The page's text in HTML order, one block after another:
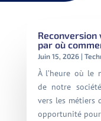
par où
Juin 15, 2026|
À l’heure où le
de notre
vers les métiers
opportunité